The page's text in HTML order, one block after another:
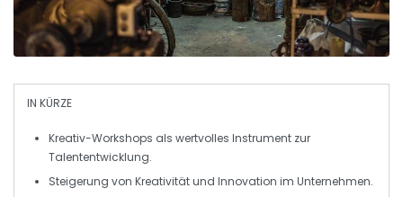
IN KÜRZE
Kreativ-Workshops als wertvolles Instrument zur
Talententwicklung.
Steigerung von Kreativitätund Innovation im Unternehmen.